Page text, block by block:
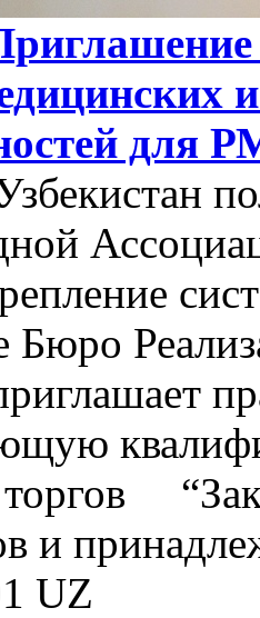
для
Бюро
и
UZ